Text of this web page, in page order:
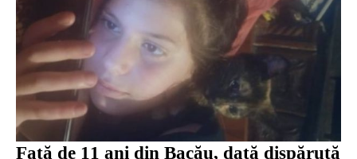
Fată de 11 ani din Bacău, dată dispărută